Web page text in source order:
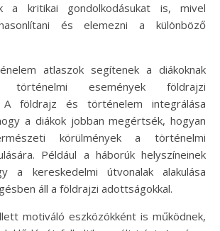
a kritikai gondolkodásukat is, mivel
és elemezni a különböző
atlaszok segítenek a diákoknak
események földrajzi
A földrajz és történelem integrálása
a diákok jobban megértsék, hogyan
körülmények a történelmi
Például a háborúk helyszíneinek
a kereskedelmi útvonalak alakulása
áll a földrajzi adottságokkal.
motiváló eszközökként is működnek,